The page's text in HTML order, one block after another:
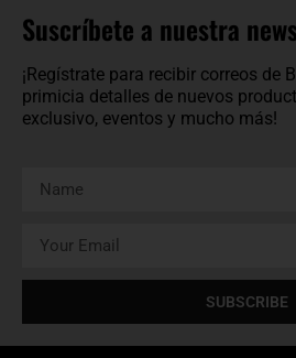
Suscríbete a nuestra
¡Regístrate para recibir correos de
primicia detalles de nuevos
exclusivo, eventos y mucho más!
SUBSCRIBE